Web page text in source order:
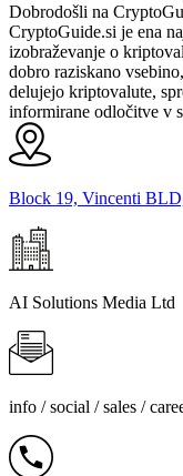
Dobrodošli na
CryptoGuide.si je ena
izobraževanje o
dobro raziskano
delujejo kriptovalute,
informirane odločitve v
Block 19, Vincenti
AI Solutions Media Ltd
info / social / sales /